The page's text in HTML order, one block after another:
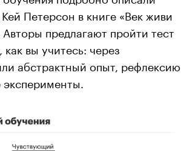
Петерсон в книге «Век живи
предлагают пройти тест
вы учитесь: через
абстрактный опыт, рефлексию